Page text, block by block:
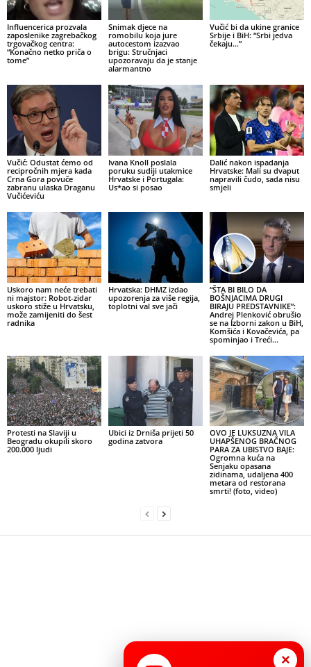
Influencerica prozvala
zaposlenike zagrebačkog
trgovačkog centra:
“Konačno netko priča o
tome”
Snimak djece na
romobilu koja jure
autocestom izazvao
brigu: Stručnjaci
upozoravaju da je stanje
alarmantno
Vučić bi da ukine granice
Srbije i BiH: “Srbi jedva
čekaju…”
Vučić: Odustat ćemo od
recipročnih mjera kada
Crna Gora povuče
zabranu ulaska Draganu
Vučićeviću
Ivana Knoll poslala
poruku sudiji utakmice
Hrvatske i Portugala:
Us*ao si posao
Dalić nakon ispadanja
Hrvatske: Mali su dvaput
napravili čudo, sada nisu
smjeli
Uskoro nam neće trebati
ni majstor: Robot-zidar
uskoro stiže u Hrvatsku,
može zamijeniti do šest
radnika
Hrvatska: DHMZ izdao
upozorenja za više regija,
toplotni val sve jači
“ŠTA BI BILO DA
BOŠNJACIMA DRUGI
BIRAJU PREDSTAVNIKE”:
Andrej Plenković obrušio
se na Izborni zakon u BiH,
Komšića i Kovačevića, pa
spominjao i Treći...
Protesti na Slaviji u
Beogradu okupili skoro
200.000 ljudi
Ubici iz Drniša prijeti 50
godina zatvora
OVO JE LUKSUZNA VILA
UHAPŠENOG BRAČNOG
PARA ZA UBISTVO BAJE:
Ogromna kuća na
Senjaku opasana
zidinama, udaljena 400
metara od restorana
smrti! (foto, video)
×